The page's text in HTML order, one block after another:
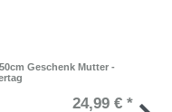
Geschenk Mutter -
24,99 € *